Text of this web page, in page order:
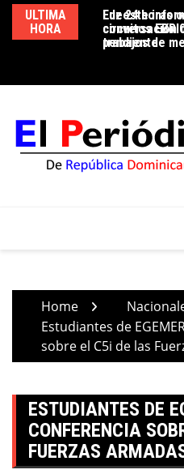
Skip
content
ULTIMA
HORA
Luz 24 horas
conversación
pendiente
Edeeste
circuitos
trabajos de
Home
Estudiantes de
sobre el C5i de las
ESTUDIANTES DE
CONFERENCIA
FUERZAS